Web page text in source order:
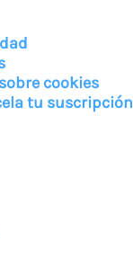
cookies
tu suscripción